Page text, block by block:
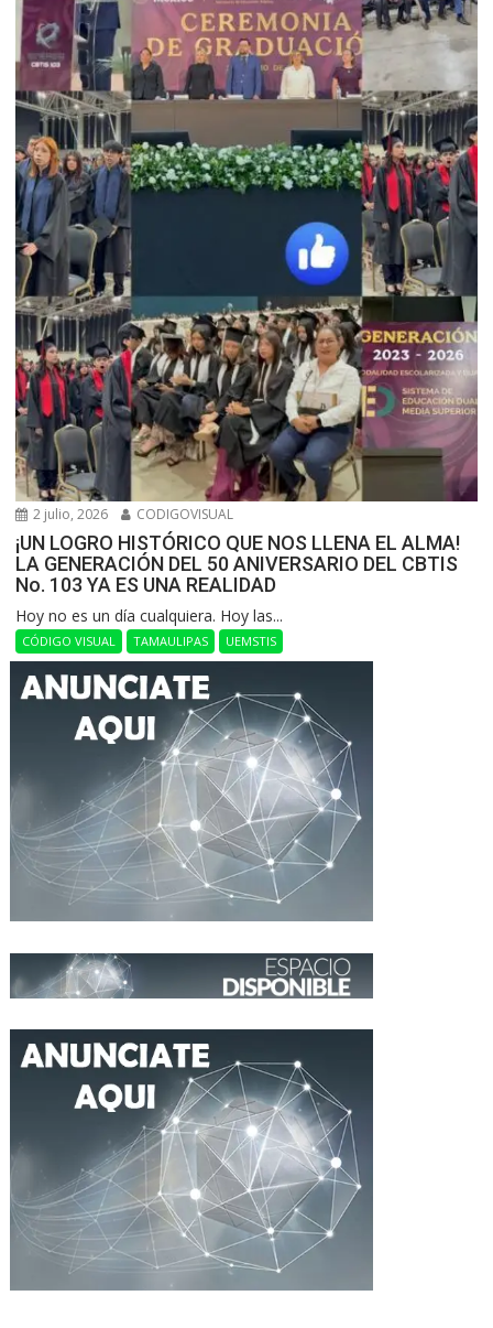
2 julio, 2026 CODIGOVISUAL
¡UN LOGRO HISTÓRICO QUE NOS LLENA EL ALMA!
LA GENERACIÓN DEL 50 ANIVERSARIO DEL CBTIS
No. 103 YA ES UNA REALIDAD
Hoy no es un día cualquiera. Hoy las...
CÓDIGO VISUAL TAMAULIPAS UEMSTIS